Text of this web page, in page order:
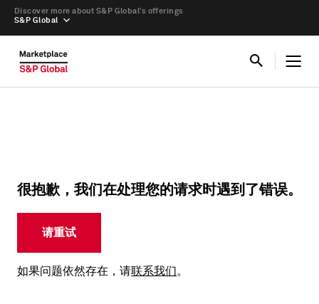
S&P Global
Discover more about S&P Global’s offerings
很抱歉，我们在处理您的请求时遇到了错误。
请重试
如果问题依然存在，请联系我们。